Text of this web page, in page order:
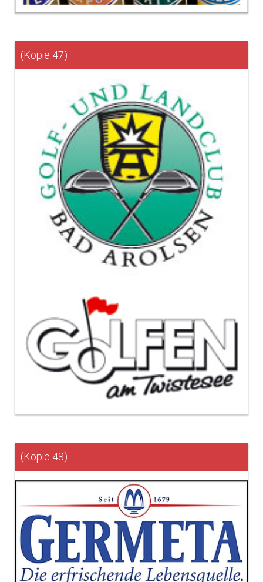
(Kopie 47)
(Kopie 48)